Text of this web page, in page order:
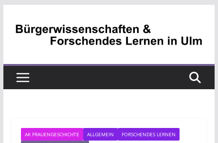
Inhalt
AK FRAUENGESCHICHTE ALLGEMEIN
FORSCHENDES LERNEN